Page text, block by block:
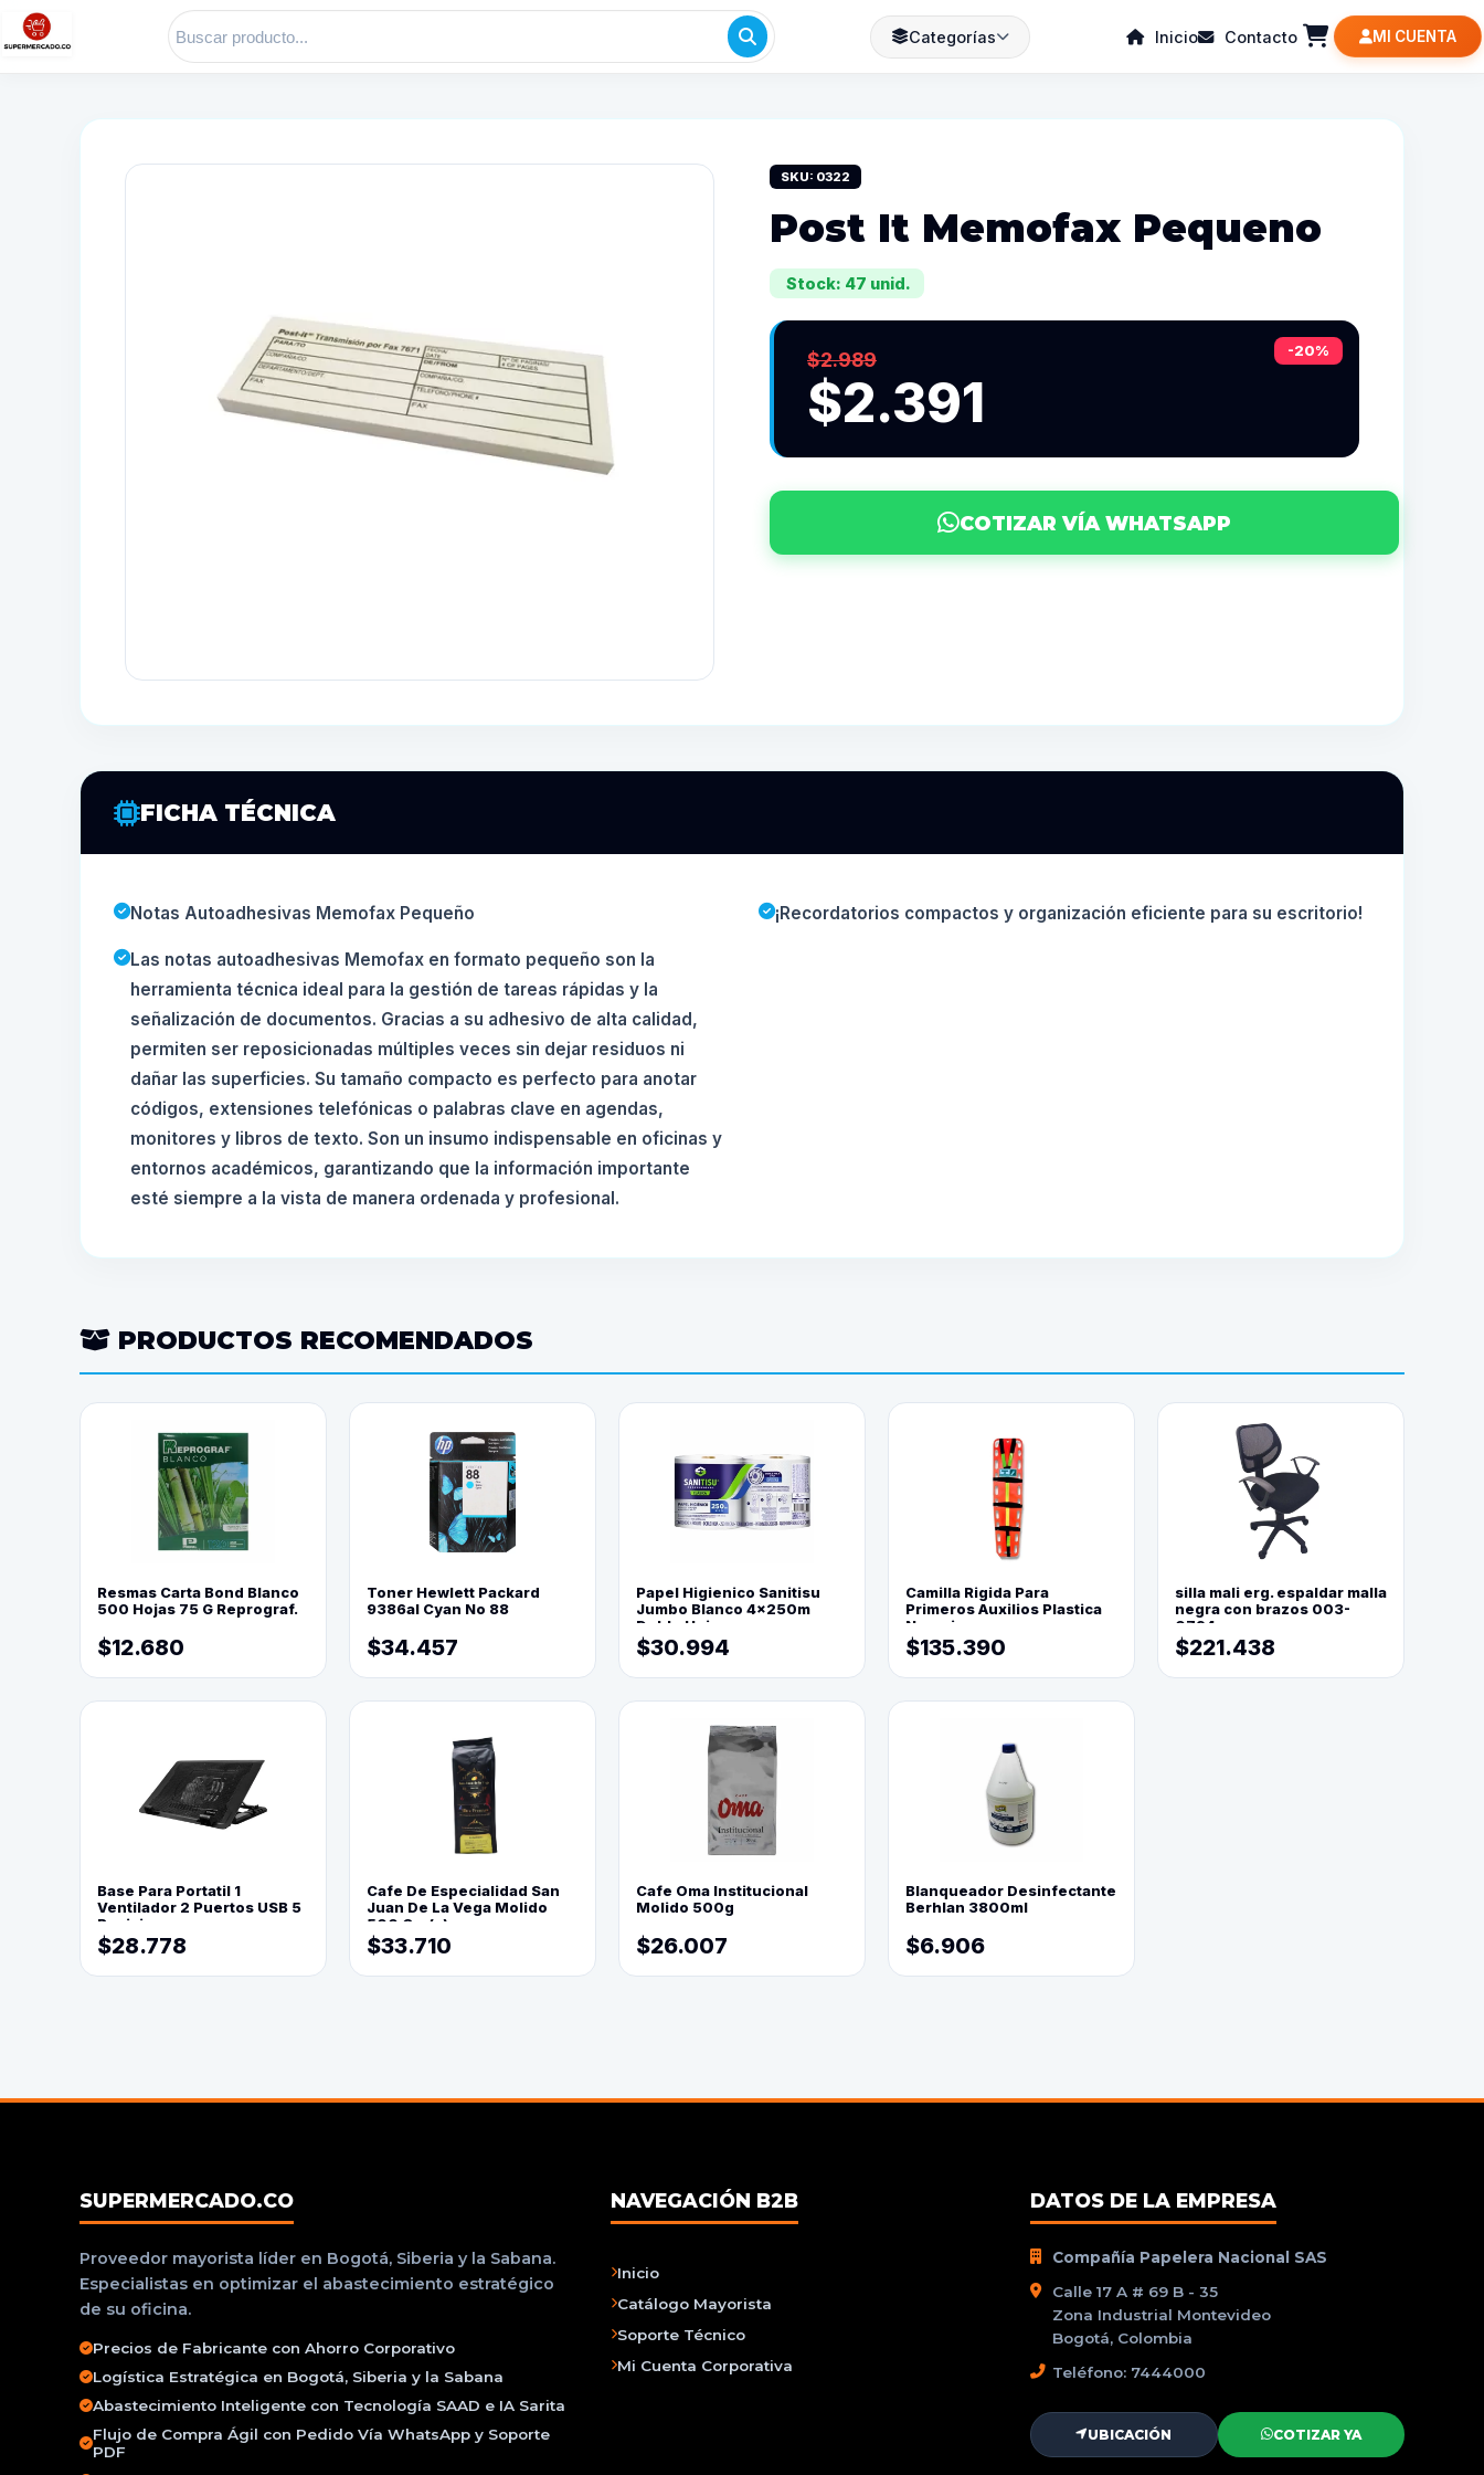
Categorías Inicio Contacto MI CUENTA
SKU: 0322
Post It Memofax Pequeno
Stock: 47 unid.
-20%
$2.989
$2.391
COTIZAR VÍA WHATSAPP
FICHA TÉCNICA
Notas Autoadhesivas Memofax Pequeño ¡Recordatorios compactos y organización eficiente para su escritorio!
Las notas autoadhesivas Memofax en formato pequeño son la
herramienta técnica ideal para la gestión de tareas rápidas y la
señalización de documentos. Gracias a su adhesivo de alta calidad,
permiten ser reposicionadas múltiples veces sin dejar residuos ni
dañar las superficies. Su tamaño compacto es perfecto para anotar
códigos, extensiones telefónicas o palabras clave en agendas,
monitores y libros de texto. Son un insumo indispensable en oficinas y
entornos académicos, garantizando que la información importante
esté siempre a la vista de manera ordenada y profesional.
PRODUCTOS RECOMENDADOS
Resmas Carta Bond Blanco
500 Hojas 75 G Reprograf.
$12.680
Toner Hewlett Packard
9386al Cyan No 88
$34.457
Papel Higienico Sanitisu
Jumbo Blanco 4x250m
Doble Hoja
$30.994
Camilla Rigida Para
Primeros Auxilios Plastica
Naranja
$135.390
silla mali erg. espaldar malla
negra con brazos 003-
0794
$221.438
Base Para Portatil 1
Ventilador 2 Puertos USB 5
Posiciones
$28.778
Cafe De Especialidad San
Juan De La Vega Molido
500 Grs(=)
$33.710
Cafe Oma Institucional
Molido 500g
$26.007
Blanqueador Desinfectante
Berhlan 3800ml
$6.906
SUPERMERCADO.CO
Proveedor mayorista líder en Bogotá, Siberia y la Sabana.
Especialistas en optimizar el abastecimiento estratégico
de su oficina.
Precios de Fabricante con Ahorro Corporativo
Logística Estratégica en Bogotá, Siberia y la Sabana
Abastecimiento Inteligente con Tecnología SAAD e IA Sarita
Flujo de Compra Ágil con Pedido Vía WhatsApp y Soporte
PDF
NAVEGACIÓN B2B
Inicio
Catálogo Mayorista
Soporte Técnico
Mi Cuenta Corporativa
DATOS DE LA EMPRESA
Compañía Papelera Nacional SAS
Calle 17 A # 69 B - 35
Zona Industrial Montevideo
Bogotá, Colombia
Teléfono: 7444000
UBICACIÓN COTIZAR YA